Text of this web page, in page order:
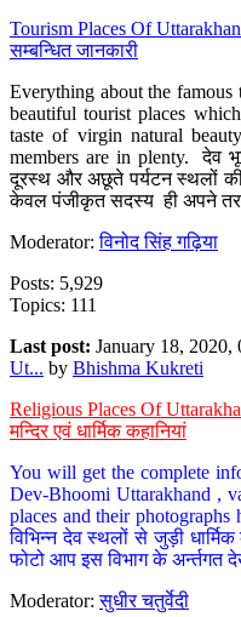
Tourism Places Of
सम्बन्धित जानकारी
Everything about the famous
beautiful tourist places
taste of virgin natural
members are in plenty. देव
दूरस्थ और अछूते पर्यटन स्थलों
केवल पंजीकृत सदस्य ही अपने
Moderator:विनोद सिंह गढ़िया
Posts: 5,929
Topics: 111
Last post: January 18, 2020,
Ut... by Bhishma Kukreti
Religious Places Of
मन्दिर एवं धार्मिक कहानियां
You will get the complete
Dev-Bhoomi Uttarakhand ,
places and their photographs
विभिन्न देव स्थलों से जुड़ी
फोटो आप इस विभाग के
Moderator:सुधीर चतुर्वेदी